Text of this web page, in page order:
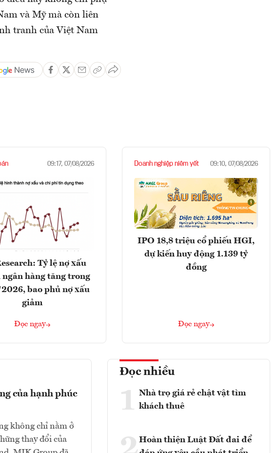
và Mỹ mà còn liên
tranh của Việt Nam
09:17, 07/08/2026
Tỷ lệ nợ xấu
ngân hàng tăng trong
bao phủ nợ xấu
giảm
Đọc ngay
Doanh nghiệp niêm yết 09:10, 07/08/2026
IPO 18,8 triệu cổ phiếu HGI,
dự kiến huy động 1.139 tỷ
đồng
Đọc ngay
của hạnh phúc
không chỉ nằm ở
thay đổi của
Đọc nhiều
1 Nhà trọ giá rẻ chật vật tìm
khách thuê
Hoàn thiện Luật Đất đai để